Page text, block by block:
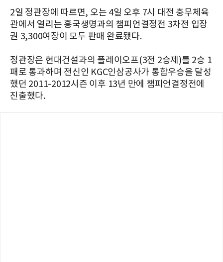
2일 정관장에 따르면, 오는 4일 오후 7시 대전 충무체육
관에서 열리는 흥국생명과의 챔피언결정전 3차전 입장
권 3,300여장이 모두 판매 완료됐다.
정관장은 현대건설과의 플레이오프(3전 2승제)를 2승 1
패로 통과하며 전신인 KGC인삼공사가 통합우승을 달성
했던 2011-2012시즌 이후 13년 만에 챔피언결정전에
진출했다.